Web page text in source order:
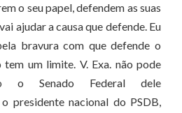
o seu papel, defendem as suas
ajudar a causa que defende. Eu
bravura com que defende o
tem um limite. V. Exa. não pode
o Senado Federal dele
presidente nacional do PSDB,